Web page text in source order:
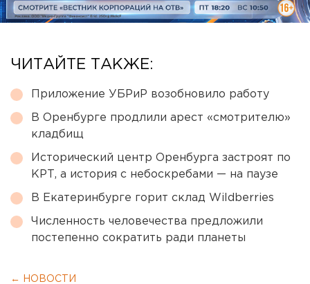
ЧИТАЙТЕ ТАКЖЕ:
Приложение УБРиР возобновило работу
В Оренбурге продлили арест «смотрителю»
кладбищ
Исторический центр Оренбурга застроят по
КРТ, а история с небоскребами — на паузе
В Екатеринбурге горит склад Wildberries
Численность человечества предложили
постепенно сократить ради планеты
← НОВОСТИ